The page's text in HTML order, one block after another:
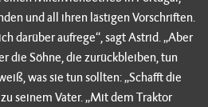
und all ihren lästigen Vorschriften.
darüber aufrege“, sagt Astrid. „Aber
die Söhne, die zurückbleiben, tun
was sie tun sollten: „Schafft die
seinem Vater. „Mit dem Traktor